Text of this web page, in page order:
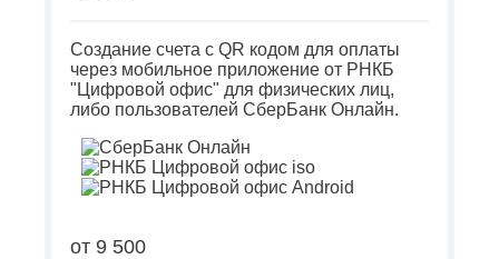
Создание счета с QR кодом для оплаты
через мобильное приложение от РНКБ
"Цифровой офис" для физических лиц,
либо пользователей СберБанк Онлайн.
от 9 500